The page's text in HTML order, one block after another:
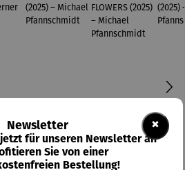
×
Newsletter
für unseren Newsletter an
Sie von einer
Bestellung!